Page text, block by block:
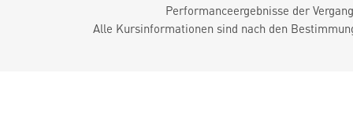
Performanceergebnisse der
Alle Kursinformationen sind nach den